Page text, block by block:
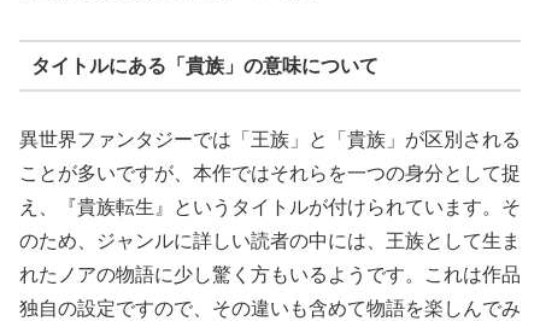
タイトルにある「貴族」の意味について
異世界ファンタジーでは「王族」と「貴族」が区別される
ことが多いですが、本作ではそれらを一つの身分として捉
え、『貴族転生』というタイトルが付けられています。そ
のため、ジャンルに詳しい読者の中には、王族として生ま
れたノアの物語に少し驚く方もいるようです。これは作品
独自の設定ですので、その違いも含めて物語を楽しんでみ